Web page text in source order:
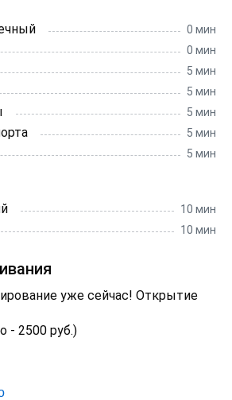
0 мин
0 мин
5 мин
5 мин
5 мин
5 мин
5 мин
10 мин
10 мин
уже сейчас! Открытие
- 2500 руб.)